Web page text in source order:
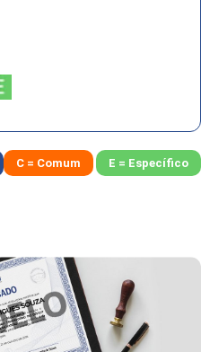
C = Comum E = Específico